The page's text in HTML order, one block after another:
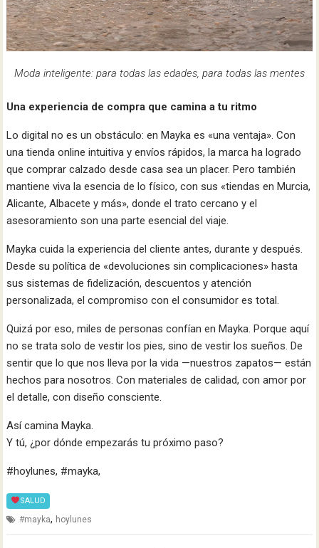
Moda inteligente: para todas las edades, para todas las mentes
Una experiencia de compra que camina a tu ritmo
Lo digital no es un obstáculo: en Mayka es «una ventaja». Con
una tienda online intuitiva y envíos rápidos, la marca ha logrado
que comprar calzado desde casa sea un placer. Pero también
mantiene viva la esencia de lo físico, con sus «tiendas en Murcia,
Alicante, Albacete y más», donde el trato cercano y el
asesoramiento son una parte esencial del viaje.
Mayka cuida la experiencia del cliente antes, durante y después.
Desde su política de «devoluciones sin complicaciones» hasta
sus sistemas de fidelización, descuentos y atención
personalizada, el compromiso con el consumidor es total.
Quizá por eso, miles de personas confían en Mayka. Porque aquí
no se trata solo de vestir los pies, sino de vestir los sueños. De
sentir que lo que nos lleva por la vida —nuestros zapatos— están
hechos para nosotros. Con materiales de calidad, con amor por
el detalle, con diseño consciente.
Así camina Mayka.
Y tú, ¿por dónde empezarás tu próximo paso?
#hoylunes, #mayka,
SALUD
#mayka, hoylunes